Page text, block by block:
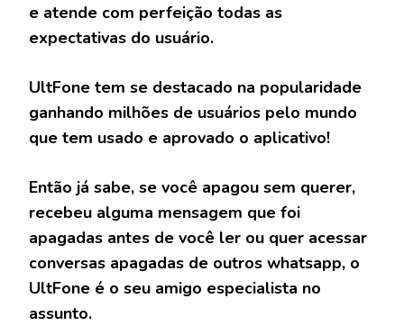
e atende com perfeição todas as
expectativas do usuário.
UltFone tem se destacado na popularidade
ganhando milhões de usuários pelo mundo
que tem usado e aprovado o aplicativo!
Então já sabe, se você apagou sem querer,
recebeu alguma mensagem que foi
apagadas antes de você ler ou quer acessar
conversas apagadas de outros whatsapp, o
UltFone é o seu amigo especialista no
assunto.